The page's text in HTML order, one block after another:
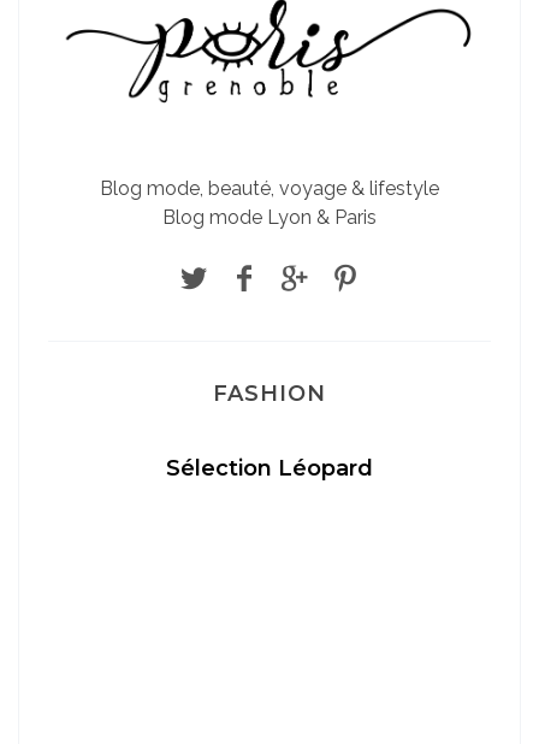
Blog mode, beauté, voyage & lifestyle
Blog mode Lyon & Paris
FASHION
Sélection Léopard